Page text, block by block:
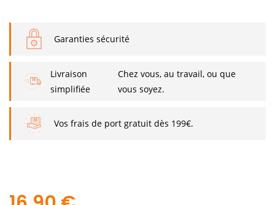
Garanties sécurité
Livraison
simplifiée
Chez vous, au travail, ou que
vous soyez.
Vos frais de port gratuit dès 199€.